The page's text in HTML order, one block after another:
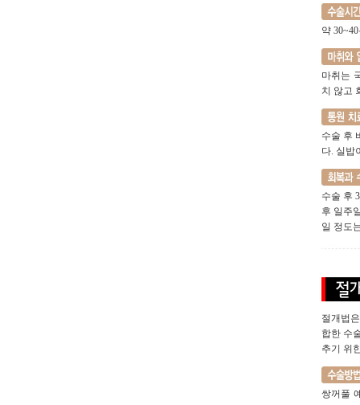
약
마취는
치 않고
수술 후
다. 실밥
수술 후
후 일주
일 정도
절개법
합한 수
추기 위
쌍꺼풀